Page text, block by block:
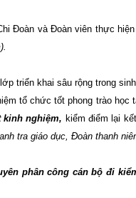
Đoàn và Đoàn viên thực
triển khai sâu rộng trong
tổ chức tốt phong trào
kinh nghiệm, kiểm điểm lại
tra giáo dục, Đoàn thanh
phân công cán bộ đi